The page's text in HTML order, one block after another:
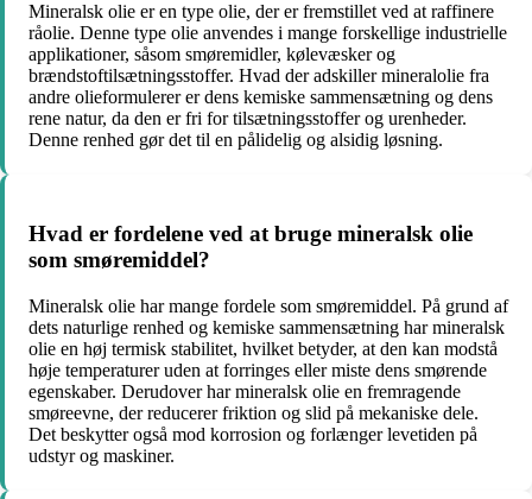
Mineralsk olie er en type olie, der er fremstillet ved at raffinere
råolie. Denne type olie anvendes i mange forskellige industrielle
applikationer, såsom smøremidler, kølevæsker og
brændstoftilsætningsstoffer. Hvad der adskiller mineralolie fra
andre olieformulerer er dens kemiske sammensætning og dens
rene natur, da den er fri for tilsætningsstoffer og urenheder.
Denne renhed gør det til en pålidelig og alsidig løsning.
Hvad er fordelene ved at bruge mineralsk olie
som smøremiddel?
Mineralsk olie har mange fordele som smøremiddel. På grund af
dets naturlige renhed og kemiske sammensætning har mineralsk
olie en høj termisk stabilitet, hvilket betyder, at den kan modstå
høje temperaturer uden at forringes eller miste dens smørende
egenskaber. Derudover har mineralsk olie en fremragende
smøreevne, der reducerer friktion og slid på mekaniske dele.
Det beskytter også mod korrosion og forlænger levetiden på
udstyr og maskiner.